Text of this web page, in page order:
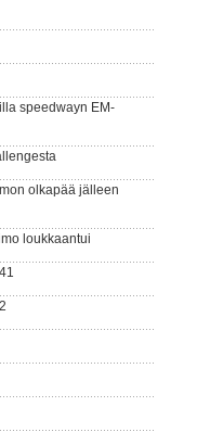
speedwayn EM-
olkapää jälleen
loukkaantui